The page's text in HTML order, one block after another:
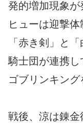
発的増加現象
ヒューは迎撃
「赤き剣」と
騎士団が連携
ゴブリンキング
戦後、涼は錬